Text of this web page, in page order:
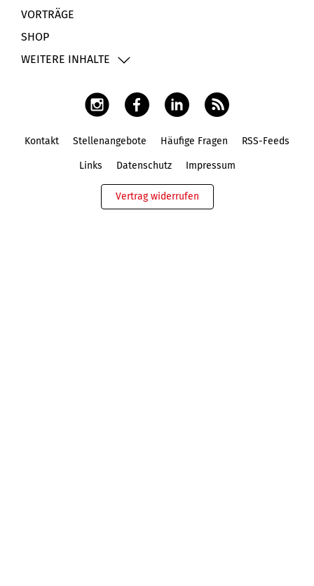
VORTRÄGE
SHOP
WEITERE INHALTE
Kontakt Stellenangebote Häufige Fragen RSS-Feeds
Links Datenschutz Impressum
Vertrag widerrufen